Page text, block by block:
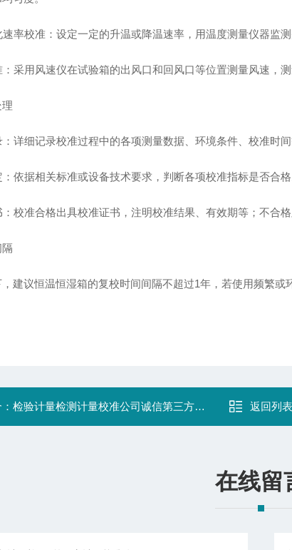
率校准：设定一定的升温或降温速率，用温度测量仪器监
：采用风速仪在试验箱的出风口和回风口等位置测量风速，
详细记录校准过程中的各项测量数据、环境条件、校准时间
依据相关标准或设备技术要求，判断各项校准指标是否合格
校准合格出具校准证书，注明校准结果、有效期等；不合
建议恒温恒湿箱的复校时间间隔不超过1年，若使用频繁或
：检验计量检测计量校准公司诚信第三方检测机构 返回列表
在线留